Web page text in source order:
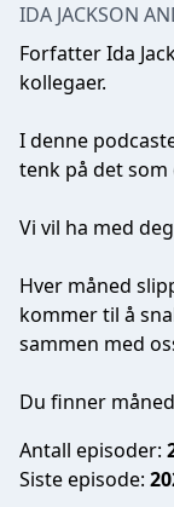
IDA JACKSON
Forfatter Ida
kollegaer.
I denne
tenk på det som
Vi vil ha med
Hver måned
kommer til å
sammen med
Du finner
Antall episoder:
Siste episode: